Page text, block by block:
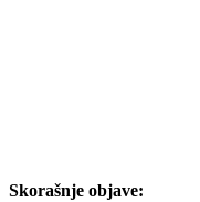
Skorašnje objave: